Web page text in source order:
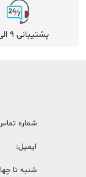
پشتیبانی 9 الی 21
شماره
ایمیل:
شنبه تا چهارشنبه: 9 الی 19 ،